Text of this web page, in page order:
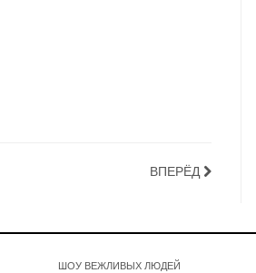
ВПЕРЁД
ШОУ ВЕЖЛИВЫХ ЛЮДЕЙ